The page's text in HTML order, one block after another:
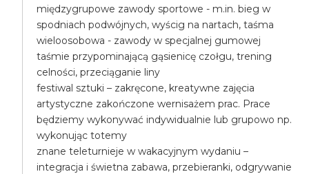
międzygrupowe zawody sportowe - m.in. bieg w
spodniach podwójnych, wyścig na nartach, taśma
wieloosobowa - zawody w specjalnej gumowej
taśmie przypominającą gąsienicę czołgu, trening
celności, przeciąganie liny
festiwal sztuki – zakręcone, kreatywne zajęcia
artystyczne zakończone wernisażem prac. Prace
będziemy wykonywać indywidualnie lub grupowo np.
wykonując totemy
znane teleturnieje w wakacyjnym wydaniu –
integracja i świetna zabawa, przebieranki, odgrywanie